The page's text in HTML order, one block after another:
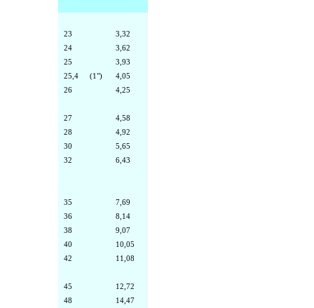
23
3,32
24
3,62
25
3,93
25,4
(1")
4,05
26
4,25
27
4,58
28
4,92
30
5,65
32
6,43
35
7,69
36
8,14
38
9,07
40
10,05
42
11,08
45
12,72
48
14,47